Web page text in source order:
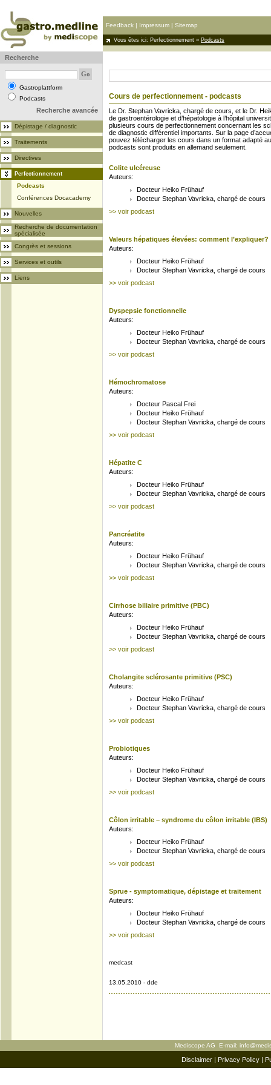
Feedback | Impressum | Sitemap
Vous êtes ici: Perfectionnement » Podcasts
Recherche
Gastroplattform
Podcasts
Recherche avancée
Dépistage / diagnostic
Traitements
Directives
Perfectionnement
Podcasts
Conférences Docacademy
Nouvelles
Recherche de documentation
spécialisée
Congrès et sessions
Services et outils
Liens
Cours de perfectionnement - podcasts
Le Dr. Stephan Vavricka, chargé de cours, et le Dr.
de gastroentérologie et d’hépatologie à l’hôpital
plusieurs cours de perfectionnement concernant les
de diagnostic différentiel importants. Sur la page
pouvez télécharger les cours dans un format adapté
podcasts sont produits en allemand seulement.
Colite ulcéreuse
Auteurs:
Docteur Heiko Frühauf
Docteur Stephan Vavricka, chargé de cours
>> voir podcast
Valeurs hépatiques élevées: comment l’expliquer?
Auteurs:
Docteur Heiko Frühauf
Docteur Stephan Vavricka, chargé de cours
>> voir podcast
Dyspepsie fonctionnelle
Auteurs:
Docteur Heiko Frühauf
Docteur Stephan Vavricka, chargé de cours
>> voir podcast
Hémochromatose
Auteurs:
Docteur Pascal Frei
Docteur Heiko Frühauf
Docteur Stephan Vavricka, chargé de cours
>> voir podcast
Hépatite C
Auteurs:
Docteur Heiko Frühauf
Docteur Stephan Vavricka, chargé de cours
>> voir podcast
Pancréatite
Auteurs:
Docteur Heiko Frühauf
Docteur Stephan Vavricka, chargé de cours
>> voir podcast
Cirrhose biliaire primitive (PBC)
Auteurs:
Docteur Heiko Frühauf
Docteur Stephan Vavricka, chargé de cours
>> voir podcast
Cholangite sclérosante primitive (PSC)
Auteurs:
Docteur Heiko Frühauf
Docteur Stephan Vavricka, chargé de cours
>> voir podcast
Probiotiques
Auteurs:
Docteur Heiko Frühauf
Docteur Stephan Vavricka, chargé de cours
>> voir podcast
Côlon irritable – syndrome du côlon irritable (IBS)
Auteurs:
Docteur Heiko Frühauf
Docteur Stephan Vavricka, chargé de cours
>> voir podcast
Sprue - symptomatique, dépistage et traitement
Auteurs:
Docteur Heiko Frühauf
Docteur Stephan Vavricka, chargé de cours
>> voir podcast
medcast
13.05.2010 - dde
Mediscope AG E-mail:
Disclaimer | Privacy Policy |